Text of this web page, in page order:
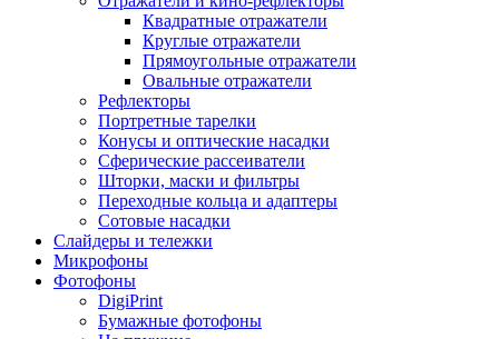
Квадратные отражатели
Круглые отражатели
Прямоугольные отражатели
Овальные отражатели
Рефлекторы
Портретные тарелки
Конусы и оптические насадки
Сферические рассеиватели
Шторки, маски и фильтры
Переходные кольца и адаптеры
Сотовые насадки
Слайдеры и тележки
Микрофоны
Фотофоны
DigiPrint
Бумажные фотофоны